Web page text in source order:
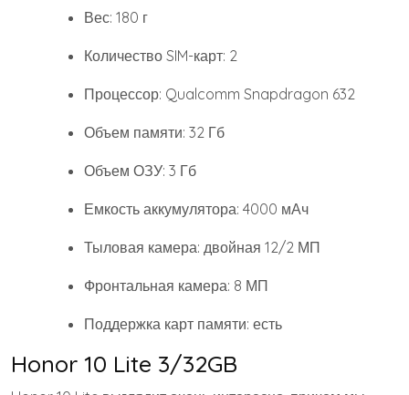
Вес: 180 г
Количество SIM-карт: 2
Процессор: Qualcomm Snapdragon 632
Объем памяти: 32 Гб
Объем ОЗУ: 3 Гб
Емкость аккумулятора: 4000 мАч
Тыловая камера: двойная 12/2 МП
Фронтальная камера: 8 МП
Поддержка карт памяти: есть
Honor 10 Lite 3/32GB